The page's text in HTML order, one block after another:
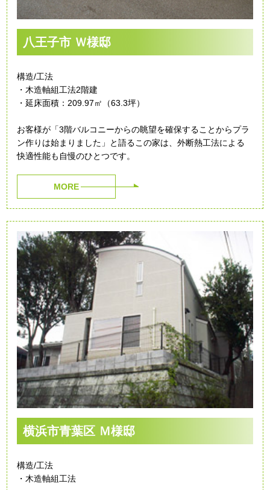
八王子市 Ｗ様邸
構造/工法
・木造軸組工法2階建
・延床面積：209.97㎡（63.3坪）
お客様が「3階バルコニーからの眺望を確保することからプラ
ン作りは始まりました」と語るこの家は、外断熱工法による
快適性能も自慢のひとつです。
MORE
横浜市青葉区 Ｍ様邸
構造/工法
・木造軸組工法